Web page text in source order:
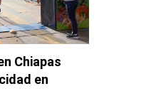
Chiapas
en